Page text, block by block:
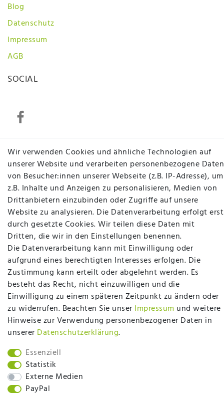
Blog
Datenschutz
Impressum
AGB
SOCIAL
Betten Seifert – Ihr Fachgeschäft für Betten,
Matratzen, Bettwaren & mehr in Ibbenbüren. Sie
möchten richtig gut schlafen, legen Wert auf
qualitativ hochwertige Produkte und eine solide
Fachberatung für Matratzen und andere
Bettwaren? Dann sind Sie bei uns genau richtig.
Ob online oder vor Ort im Fachgeschäft in
Ibbenbüren - wir beraten Sie gerne!
Mehr erfahren
Wir verwenden Cookies und ähnliche Technologien auf
unserer Website und verarbeiten personenbezogene Daten
von Besucher:innen unserer Webseite (z.B. IP-Adresse), um
z.B. Inhalte und Anzeigen zu personalisieren, Medien von
Drittanbietern einzubinden oder Zugriffe auf unsere
Website zu analysieren. Die Datenverarbeitung erfolgt erst
durch gesetzte Cookies. Wir teilen diese Daten mit
Dritten, die wir in den Einstellungen benennen.
Die Datenverarbeitung kann mit Einwilligung oder
aufgrund eines berechtigten Interesses erfolgen. Die
Zustimmung kann erteilt oder abgelehnt werden. Es
besteht das Recht, nicht einzuwilligen und die
Einwilligung zu einem späteren Zeitpunkt zu ändern oder
zu widerrufen. Beachten Sie unser Impressum und weitere
Hinweise zur Verwendung personenbezogener Daten in
unserer Daten­schutz­erklärung.
Essenziell
Statistik
Externe Medien
PayPal
plentymarkets Template von Plenty Lions